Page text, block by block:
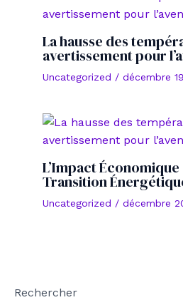
La hausse des
avertissement pour
Uncategorized / décembre
L’Impact Économique
Transition
Uncategorized / décembre
Rechercher